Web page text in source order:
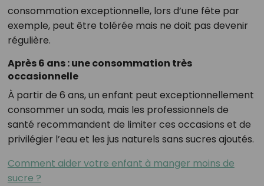
consommation exceptionnelle, lors d’une fête par
exemple, peut être tolérée mais ne doit pas devenir
régulière.
Après 6 ans : une consommation très
occasionnelle
À partir de 6 ans, un enfant peut exceptionnellement
consommer un soda, mais les professionnels de
santé recommandent de limiter ces occasions et de
privilégier l’eau et les jus naturels sans sucres ajoutés.
Comment aider votre enfant à manger moins de
sucre ?